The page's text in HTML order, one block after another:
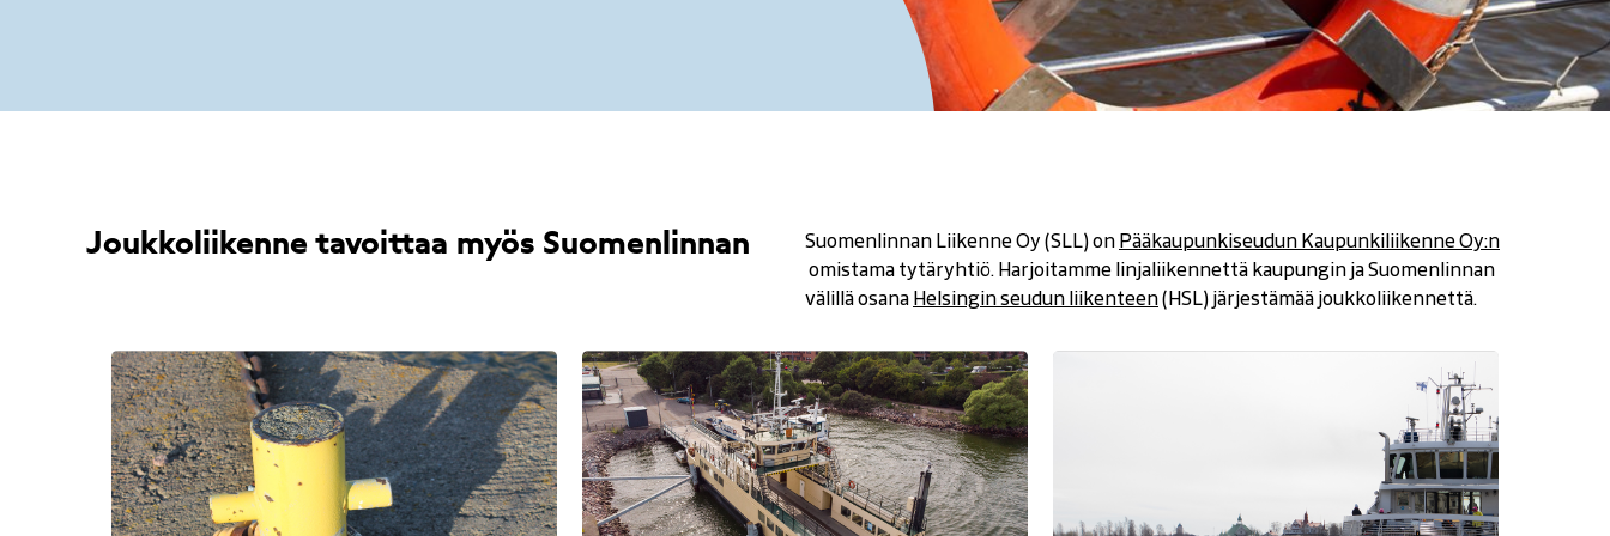
Joukkoliikenne tavoittaa myös Suomenlinnan Suomenlinnan Liikenne Oy (SLL) on Pääkaupunkiseudun Kaupunkiliikenne Oy:n
(
a
a
u
t
u
u
u
u
omistama tytäryhtiö. Harjoitamme linjaliikennettä kaupungin ja Suomenlinnan
välillä osana Helsingin seudun liikenteen(
v
u
(HSL) järjestämää joukkoliikennettä.